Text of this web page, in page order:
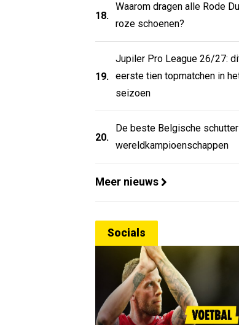
18.
Waarom dragen alle Rode
roze schoenen?
19.
Jupiler Pro League 26/27:
eerste tien topmatchen in
seizoen
20.
De beste Belgische
wereldkampioenschappen
Meer nieuws
Socials